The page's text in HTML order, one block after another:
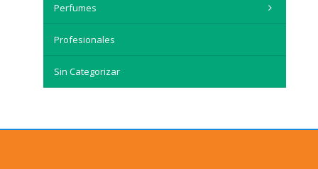
Perfumes
Profesionales
Sin Categorizar